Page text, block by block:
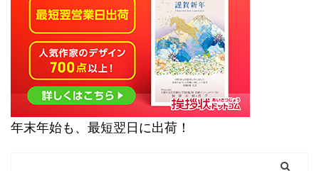
年末年始も、最短翌日に出荷！